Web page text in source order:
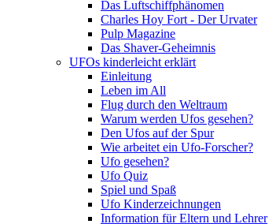
Das Luftschiffphänomen
Charles Hoy Fort - Der Urvater
Pulp Magazine
Das Shaver-Geheimnis
UFOs kinderleicht erklärt
Einleitung
Leben im All
Flug durch den Weltraum
Warum werden Ufos gesehen?
Den Ufos auf der Spur
Wie arbeitet ein Ufo-Forscher?
Ufo gesehen?
Ufo Quiz
Spiel und Spaß
Ufo Kinderzeichnungen
Information für Eltern und Lehrer